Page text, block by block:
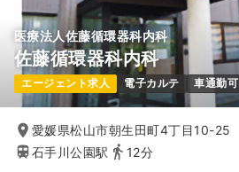
医療法人佐藤循環器科内科
佐藤循環器科内科
エージェント求人 電子カルテ 車通勤可
愛媛県松山市朝生田町4丁目10-25
石手川公園駅
12分